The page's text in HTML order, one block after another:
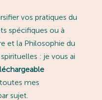
vos pratiques du
spécifiques ou à
et la Philosophie du
: je vous ai
mes
sujet.